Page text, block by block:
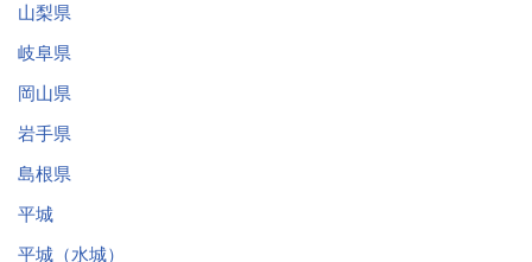
山梨県
岐阜県
岡山県
岩手県
島根県
平城
平城（水城）